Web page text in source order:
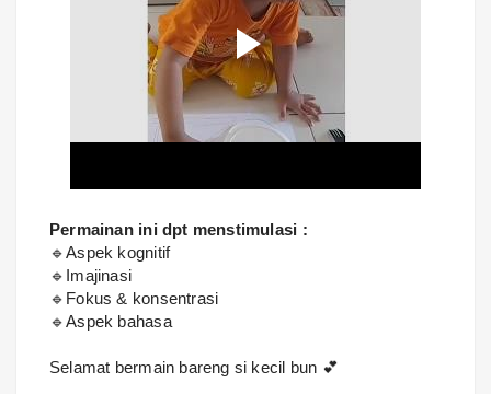
Permainan ini dpt menstimulasi :
🔹Aspek kognitif
🔹Imajinasi
🔹Fokus & konsentrasi
🔹Aspek bahasa
Selamat bermain bareng si kecil bun 💕